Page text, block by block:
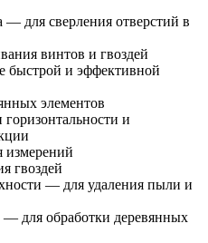
— для сверления отверстий в
винтов и гвоздей
быстрой и эффективной
элементов
и
гвоздей
— для удаления пыли и
для обработки деревянных